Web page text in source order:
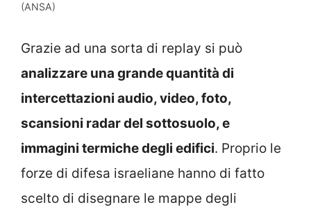
(ANSA)
Grazie ad una sorta di replay si può
analizzare una grande quantità di
intercettazioni audio, video, foto,
scansioni radar del sottosuolo, e
immagini termiche degli edifici. Proprio le
forze di difesa israeliane hanno di fatto
scelto di disegnare le mappe degli